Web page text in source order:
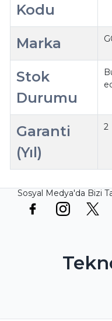
Kodu
Marka
Stok
Durumu
Garanti
(Yıl)
2
Sosyal Medya'da Bizi